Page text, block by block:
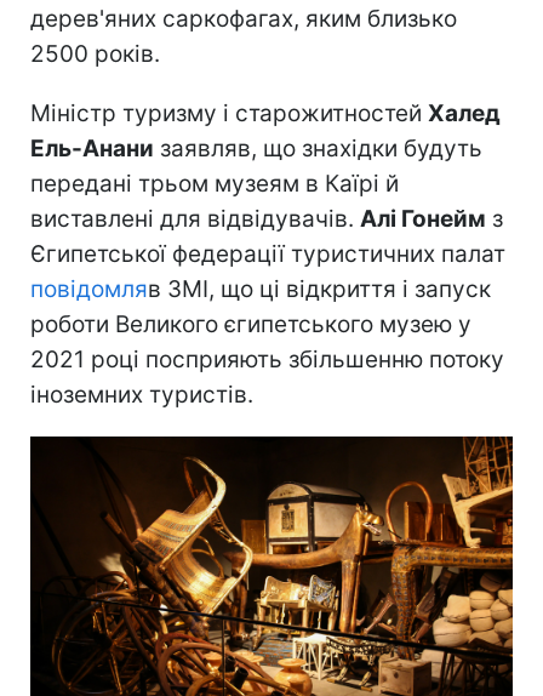
дерев'яних саркофагах, яким близько
2500 років.
Міністр туризму і старожитностей Халед
Ель-Анани заявляв, що знахідки будуть
передані трьом музеям в Каїрі й
виставлені для відвідувачів. Алі Гонейм з
Єгипетської федерації туристичних палат
повідомляв ЗМІ, що ці відкриття і запуск
роботи Великого єгипетського музею у
2021 році посприяють збільшенню потоку
іноземних туристів.